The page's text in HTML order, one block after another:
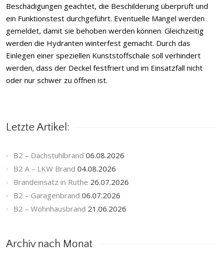
Beschädigungen geachtet, die Beschilderung überprüft und
ein Funktionstest durchgeführt. Eventuelle Mängel werden
gemeldet, damit sie behoben werden können. Gleichzeitig
werden die Hydranten winterfest gemacht. Durch das
Einlegen einer speziellen Kunststoffschale soll verhindert
werden, dass der Deckel festfriert und im Einsatzfall nicht
oder nur schwer zu öffnen ist.
Letzte Artikel:
B2 – Dachstuhlbrand 06.08.2026
B2 A – LKW Brand 04.08.2026
Brandeinsatz in Ruthe 26.07.2026
B2 – Garagenbrand 06.07.2026
B2 – Wohnhausbrand 21.06.2026
Archiv nach Monat